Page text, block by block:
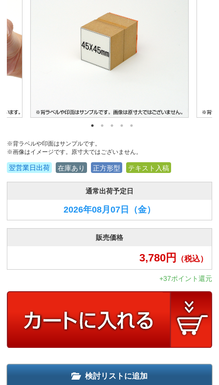
※背ラベルや印面はサンプルです。
※画像はイメージです。原寸大ではございません。
翌営業日出荷 在庫あり 正方形型 テキスト入稿
通常出荷予定日
2026年08月07日 （金）
販売価格
3,780円 （税込）
+37ポイント還元
検討リストに追加